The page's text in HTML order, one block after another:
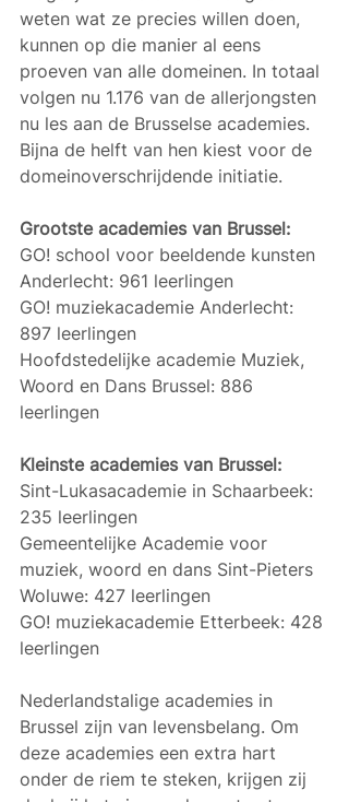
weten wat ze precies willen doen,
kunnen op die manier al eens
proeven van alle domeinen. In totaal
volgen nu 1.176 van de allerjongsten
nu les aan de Brusselse academies.
Bijna de helft van hen kiest voor de
domeinoverschrijdende initiatie.
Grootste academies van Brussel:
GO! school voor beeldende kunsten
Anderlecht: 961 leerlingen
GO! muziekacademie Anderlecht:
897 leerlingen
Hoofdstedelijke academie Muziek,
Woord en Dans Brussel: 886
leerlingen
Kleinste academies van Brussel:
Sint-Lukasacademie in Schaarbeek:
235 leerlingen
Gemeentelijke Academie voor
muziek, woord en dans Sint-Pieters
Woluwe: 427 leerlingen
GO! muziekacademie Etterbeek: 428
leerlingen
Nederlandstalige academies in
Brussel zijn van levensbelang. Om
deze academies een extra hart
onder de riem te steken, krijgen zij